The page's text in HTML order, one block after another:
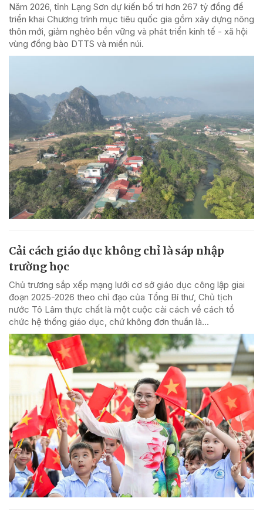
Năm 2026, tỉnh Lạng Sơn dự kiến bố trí hơn 267 tỷ đồng để
triển khai Chương trình mục tiêu quốc gia gồm xây dựng nông
thôn mới, giảm nghèo bền vững và phát triển kinh tế - xã hội
vùng đồng bào DTTS và miền núi.
Cải cách giáo dục không chỉ là sáp nhập
trường học
Chủ trương sắp xếp mạng lưới cơ sở giáo dục công lập giai
đoạn 2025-2026 theo chỉ đạo của Tổng Bí thư, Chủ tịch
nước Tô Lâm thực chất là một cuộc cải cách về cách tổ
chức hệ thống giáo dục, chứ không đơn thuần là...